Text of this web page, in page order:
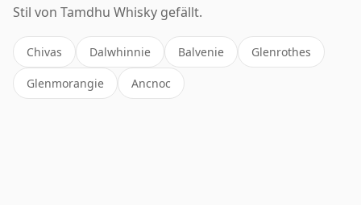
Stil von Tamdhu Whisky gefällt.
Chivas Dalwhinnie Balvenie Glenrothes
Glenmorangie Ancnoc